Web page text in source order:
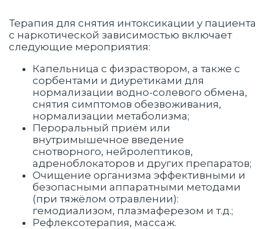
Терапия для снятия интоксикации у пациента
с наркотической зависимостью включает
следующие мероприятия:
Капельница с физраствором, а также с
сорбентами и диуретиками для
нормализации водно-солевого обмена,
снятия симптомов обезвоживания,
нормализации метаболизма;
Пероральный приём или
внутримышечное введение
снотворного, нейролептиков,
адреноблокаторов и других препаратов;
Очищение организма эффективными и
безопасными аппаратными методами
(при тяжёлом отравлении):
гемодиализом, плазмаферезом и т.д.;
Рефлексотерапия, массаж.